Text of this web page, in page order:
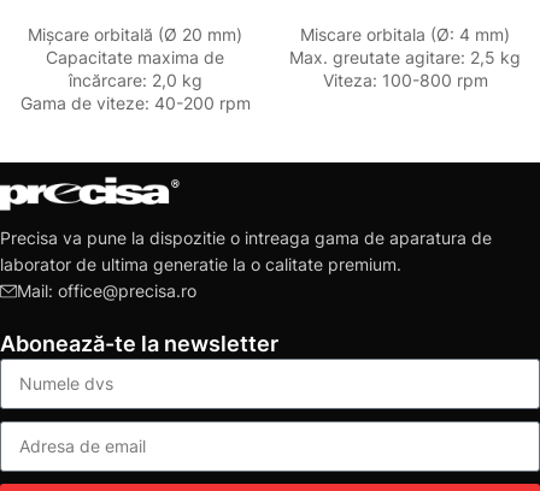
Mișcare orbitală (Ø 20 mm)
Capacitate maxima de
încărcare: 2,0 kg
Gama de viteze: 40-200 rpm
Miscare orbitala (Ø: 4 mm)
Max. greutate agitare: 2,5 kg
Viteza: 100-800 rpm
Precisa va pune la dispozitie o intreaga gama de aparatura de
laborator de ultima generatie la o calitate premium.
Mail: office@precisa.ro
Abonează-te la newsletter